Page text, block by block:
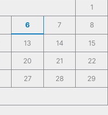
1
6 7 8
13 14 15
20 21 22
27 28 29